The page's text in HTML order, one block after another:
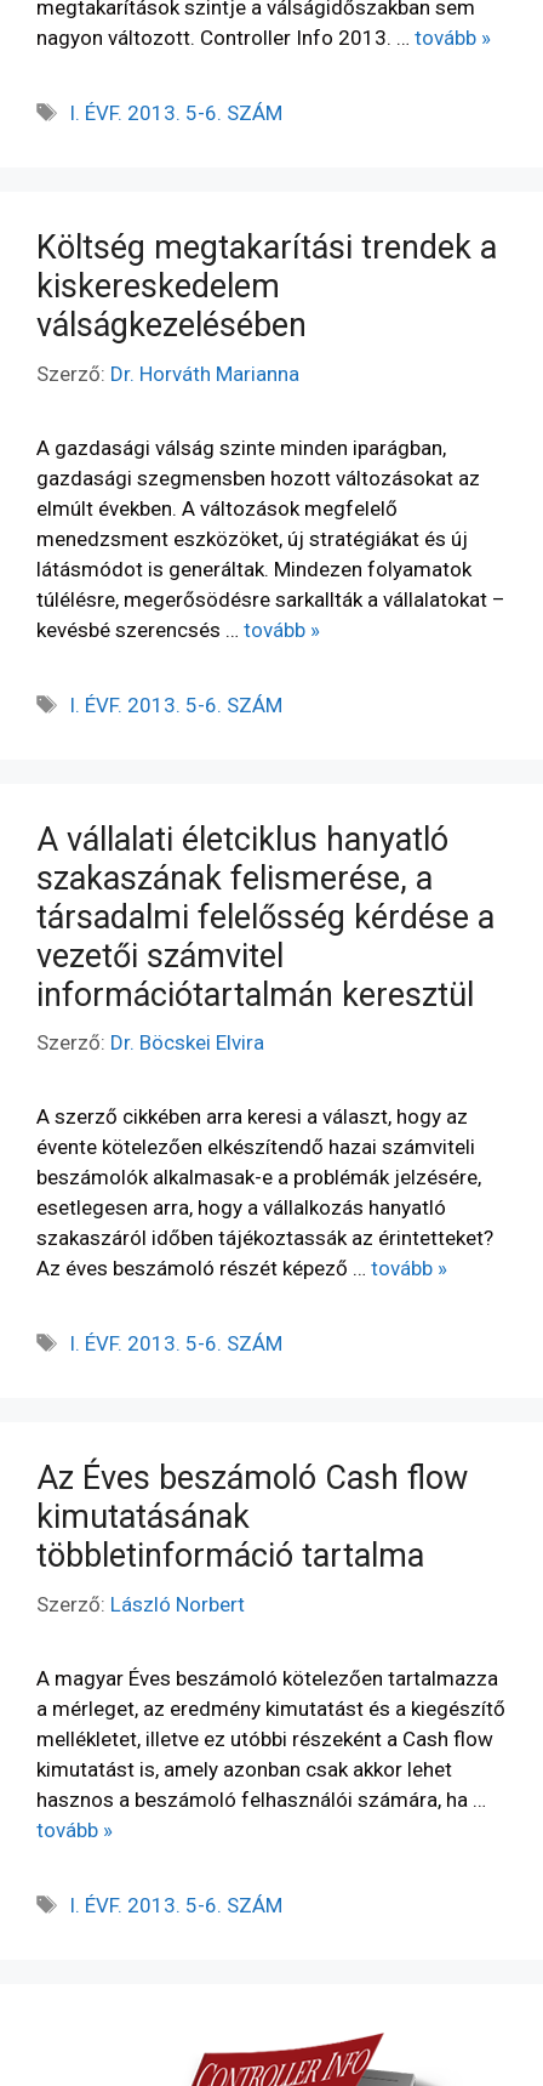
megtakarítások szintje a válságidőszakban sem
nagyon változott. Controller Info 2013. … tovább »
I. ÉVF. 2013. 5-6. SZÁM
Költség megtakarítási trendek a
kiskereskedelem
válságkezelésében
Szerző: Dr. Horváth Marianna
A gazdasági válság szinte minden iparágban,
gazdasági szegmensben hozott változásokat az
elmúlt években. A változások megfelelő
menedzsment eszközöket, új stratégiákat és új
látásmódot is generáltak. Mindezen folyamatok
túlélésre, megerősödésre sarkallták a vállalatokat –
kevésbé szerencsés … tovább »
I. ÉVF. 2013. 5-6. SZÁM
A vállalati életciklus hanyatló
szakaszának felismerése, a
társadalmi felelősség kérdése a
vezetői számvitel
információtartalmán keresztül
Szerző: Dr. Böcskei Elvira
A szerző cikkében arra keresi a választ, hogy az
évente kötelezően elkészítendő hazai számviteli
beszámolók alkalmasak-e a problémák jelzésére,
esetlegesen arra, hogy a vállalkozás hanyatló
szakaszáról időben tájékoztassák az érintetteket?
Az éves beszámoló részét képező … tovább »
I. ÉVF. 2013. 5-6. SZÁM
Az Éves beszámoló Cash flow
kimutatásának
többletinformáció tartalma
Szerző: László Norbert
A magyar Éves beszámoló kötelezően tartalmazza
a mérleget, az eredmény kimutatást és a kiegészítő
mellékletet, illetve ez utóbbi részeként a Cash flow
kimutatást is, amely azonban csak akkor lehet
hasznos a beszámoló felhasználói számára, ha …
tovább »
I. ÉVF. 2013. 5-6. SZÁM